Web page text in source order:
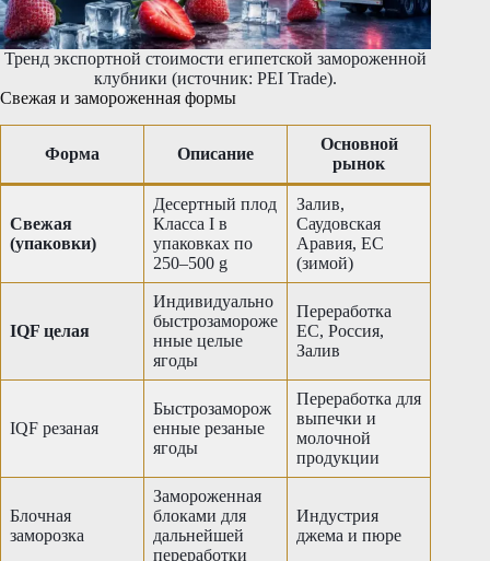
Тренд экспортной стоимости египетской замороженной
клубники (источник: PEI Trade).
Свежая и замороженная формы
Форма Описание
Основной
рынок
Свежая
(упаковки)
Десертный плод
Класса I в
упаковках по
250–500 g
Залив,
Саудовская
Аравия, ЕС
(зимой)
IQF целая
Индивидуально
быстрозамороже
нные целые
ягоды
Переработка
ЕС, Россия,
Залив
IQF резаная
Быстрозаморож
енные резаные
ягоды
Переработка для
выпечки и
молочной
продукции
Блочная
заморозка
Замороженная
блоками для
дальнейшей
переработки
Индустрия
джема и пюре